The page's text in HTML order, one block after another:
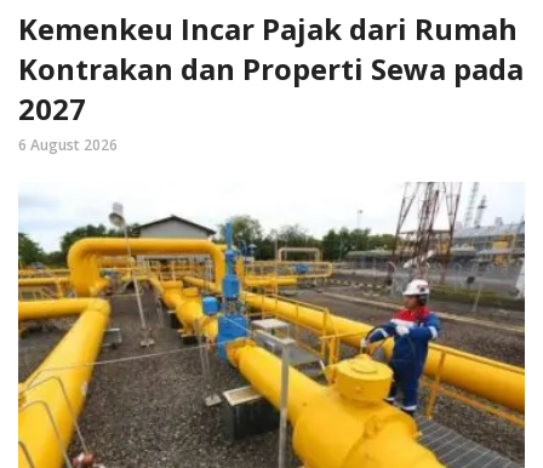
Kemenkeu Incar Pajak dari Rumah
Kontrakan dan Properti Sewa pada
2027
6 August 2026